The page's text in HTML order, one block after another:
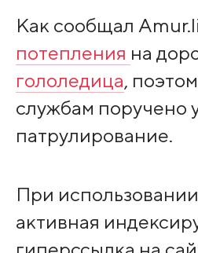
Как сообщал
потепления на
гололедица,
службам поручено
патрулирование.
При
активная